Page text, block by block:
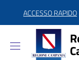
ACCESSO RAPIDO